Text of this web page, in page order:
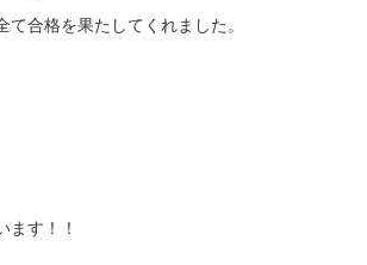
合格を果たしてくれました。
す！！